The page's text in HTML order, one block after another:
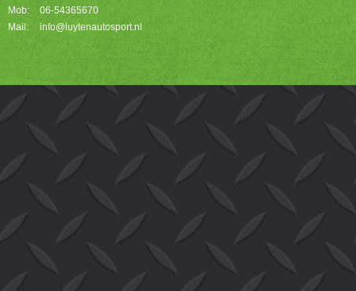
Mob:
06-54365670
Mail:
info@luytenautosport.nl